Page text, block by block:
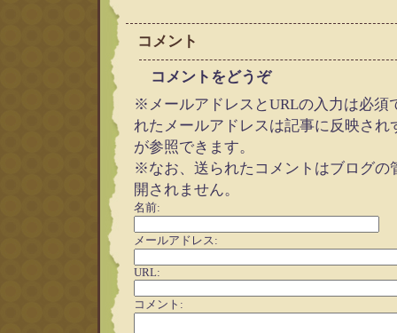
コメント
コメントをどうぞ
※メールアドレスとURLの入力は必須
れたメールアドレスは記事に反映され
が参照できます。
※なお、送られたコメントはブログの
開されません。
名前:
メールアドレス:
URL:
コメント: